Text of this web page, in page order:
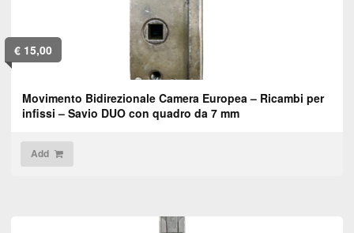
€15,00
Movimento Bidirezionale Camera Europea – Ricambi per
infissi – Savio DUO con quadro da 7 mm
Add